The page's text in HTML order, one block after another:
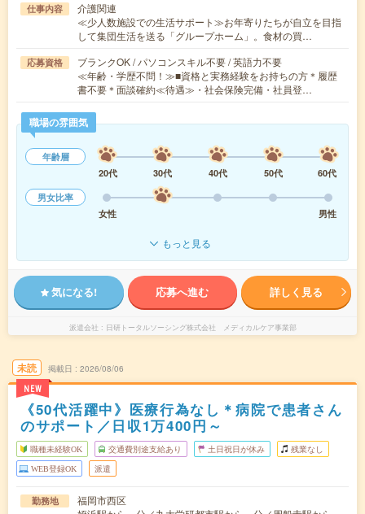
仕事内容
介護関連
≪少人数施設での生活サポート≫お年寄りたちが自立を目指
して集団生活を送る「グループホーム」。食材の買…
応募資格
ブランクOK / パソコンスキル不要 / 英語力不要
≪年齢・学歴不問！≫■資格と実務経験をお持ちの方＊履歴
書不要＊面談確約≪待遇≫・社会保険完備・社員登…
職場の雰囲気
年齢層
20代
30代 40代 50代
60代
男女比率
女性
男性
もっと見る
気になる! 応募へ進む 詳しく見る
派遣会社 日研トータルソーシング株式会社 メディカルケア事業部
未読
NEW
掲載日 2026/08/06
《50代活躍中》医療行為なし＊病院で患者さん
のサポート／日収1万400円～
職種未経験OK 交通費別途支給あり 土日祝日が休み 残業なし
WEB登録OK 派遣
勤務地
福岡市西区